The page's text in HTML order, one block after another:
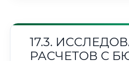
17.3.
РАСЧЕТОВ С